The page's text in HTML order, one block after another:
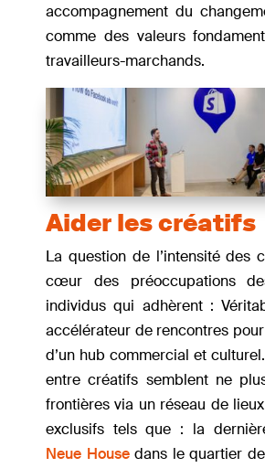
accompagnement du
comme des valeurs
travailleurs-marchands.
Aider les créatifs
La question de l’intensité des
cœur des préoccupations
individus qui adhèrent :
accélérateur de rencontres
d’un hub commercial et
entre créatifs semblent ne
frontières via un réseau de
exclusifs tels que : la
Neue Housedans le quartier